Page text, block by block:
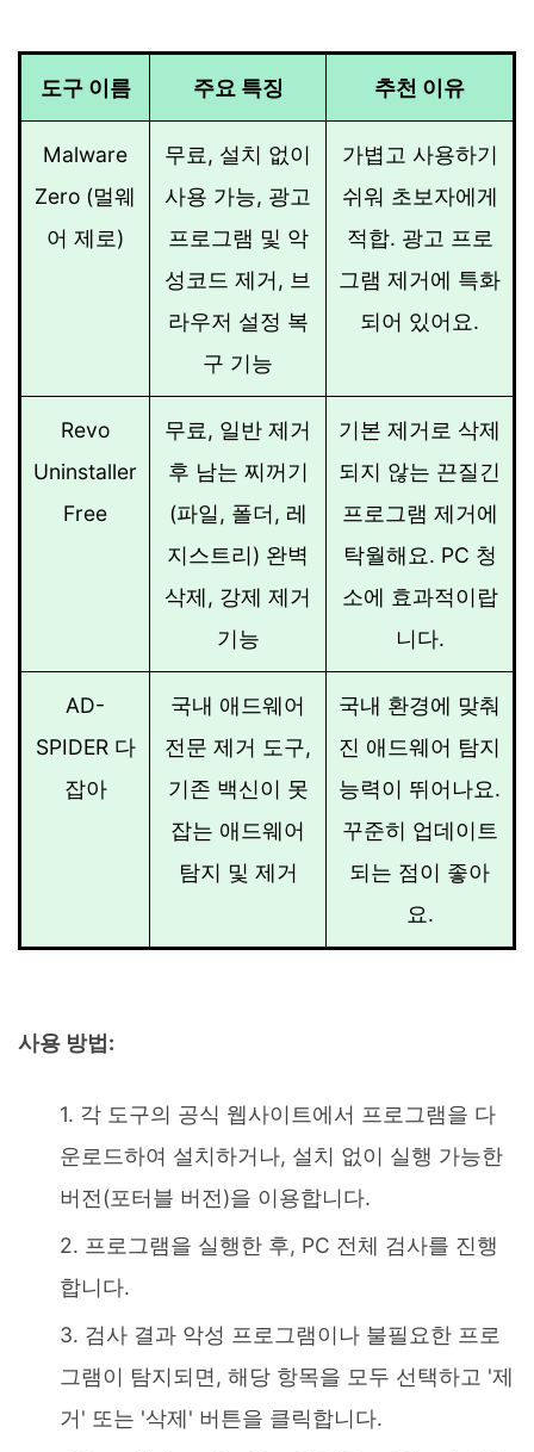
도구 이름 주요 특징 추천 이유
Malware
Zero (멀웨
어 제로)
무료, 설치 없이
사용 가능, 광고
프로그램 및 악
성코드 제거, 브
라우저 설정 복
구 기능
가볍고 사용하기
쉬워 초보자에게
적합. 광고 프로
그램 제거에 특화
되어 있어요.
Revo
Uninstaller
Free
무료, 일반 제거
후 남는 찌꺼기
(파일, 폴더, 레
지스트리) 완벽
삭제, 강제 제거
기능
기본 제거로 삭제
되지 않는 끈질긴
프로그램 제거에
탁월해요. PC 청
소에 효과적이랍
니다.
AD-
SPIDER 다
잡아
국내 애드웨어
전문 제거 도구,
기존 백신이 못
잡는 애드웨어
탐지 및 제거
국내 환경에 맞춰
진 애드웨어 탐지
능력이 뛰어나요.
꾸준히 업데이트
되는 점이 좋아
요.
사용 방법:
각 도구의 공식 웹사이트에서 프로그램을 다
운로드하여 설치하거나, 설치 없이 실행 가능한
버전(포터블 버전)을 이용합니다.
프로그램을 실행한 후, PC 전체 검사를 진행
합니다.
검사 결과 악성 프로그램이나 불필요한 프로
그램이 탐지되면, 해당 항목을 모두 선택하고 '제
거' 또는 '삭제' 버튼을 클릭합니다.